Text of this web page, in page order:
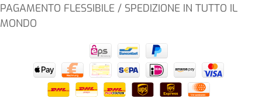
PAGAMENTO FLESSIBILE / SPEDIZIONE IN TUTTO IL
MONDO